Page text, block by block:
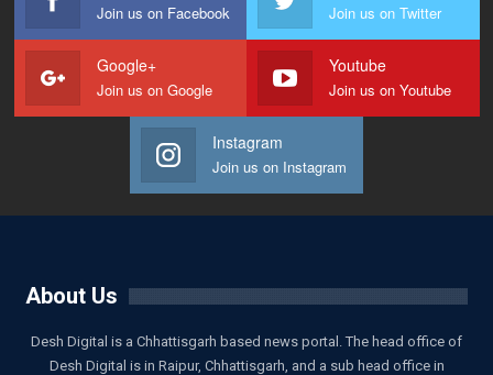
Join us on Facebook Join us on Twitter
Google+
Join us on Google
Youtube
Join us on Youtube
Instagram
Join us on Instagram
About Us
Desh Digital is a Chhattisgarh based news portal. The head office of
Desh Digital is in Raipur, Chhattisgarh, and a sub head office in